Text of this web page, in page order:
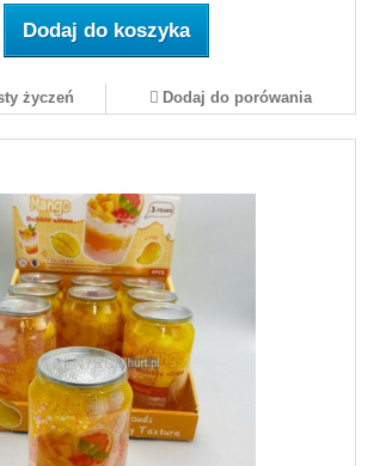
Dodaj do koszyka
życzeń Dodaj do porówania